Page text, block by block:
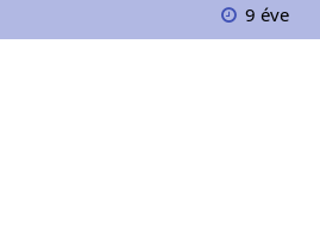
9 éve